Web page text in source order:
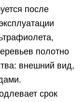
после
полотно
внешний вид,
срок